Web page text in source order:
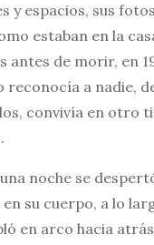
y espacios, sus
estaban en la
antes de morir, en
reconocía a nadie,
convivía en otro
noche se
su cuerpo, a lo
en arco hacia